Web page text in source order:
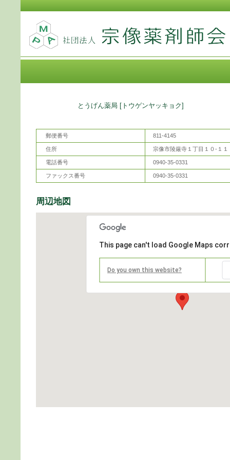
とうげん薬局 [トウゲンヤッキョク]
郵便番号 811-4145
住所 宗像市陵厳寺１丁目１０-１１
電話番号 0940-35-0331
ファックス番号 0940-35-0331
周辺地図
This page can't load Google Maps
Do you own this website?